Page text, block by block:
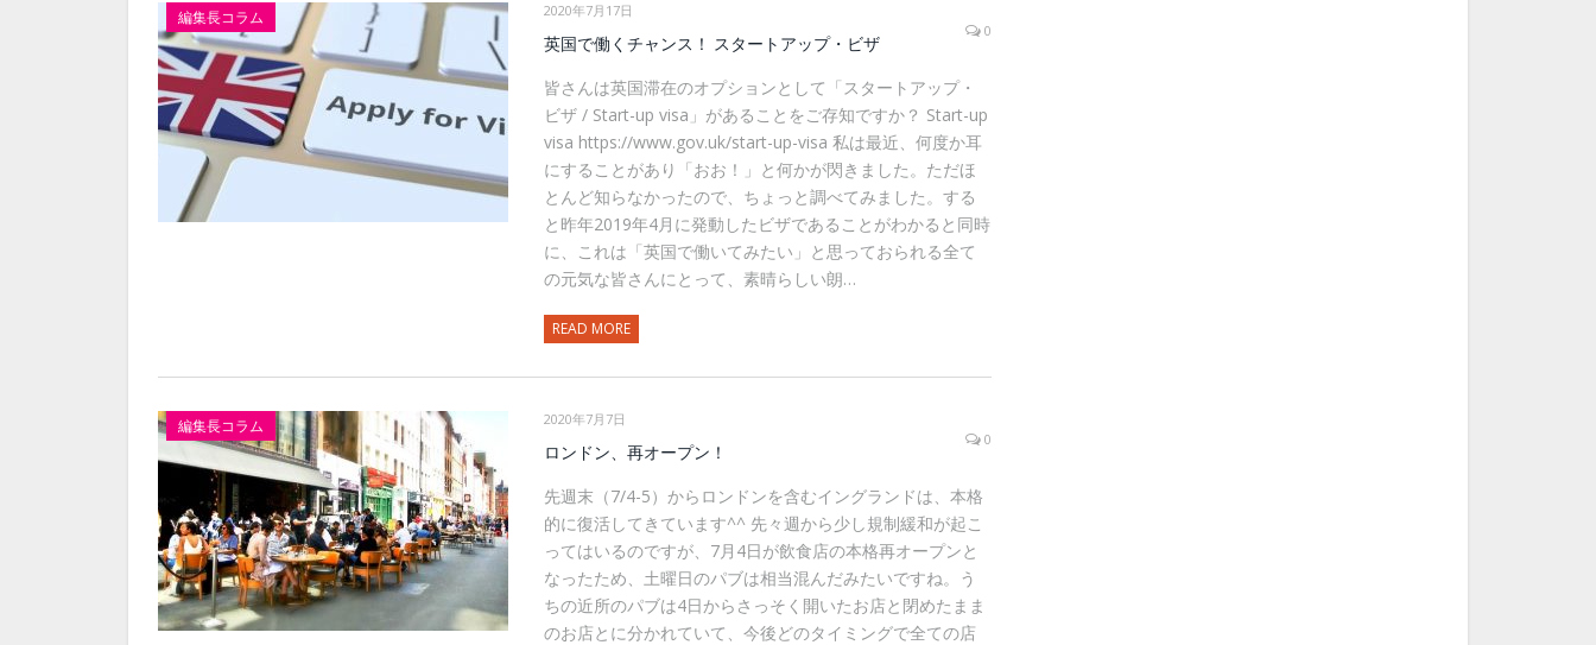
編集長コラム
2020年7月17日
0
英国で働くチャンス！ スタートアップ・ビザ
皆さんは英国滞在のオプションとして「スタートアップ・
ビザ / Start-up visa」があることをご存知ですか？ Start-up
visa https://www.gov.uk/start-up-visa 私は最近、何度か耳
にすることがあり「おお！」と何かが閃きました。ただほ
とんど知らなかったので、ちょっと調べてみました。する
と昨年2019年4月に発動したビザであることがわかると同時
に、これは「英国で働いてみたい」と思っておられる全て
の元気な皆さんにとって、素晴らしい朗…
READ MORE
編集長コラム
2020年7月7日
0
ロンドン、再オープン！
先週末（7/4-5）からロンドンを含むイングランドは、本格
的に復活してきています^^ 先々週から少し規制緩和が起こ
ってはいるのですが、7月4日が飲食店の本格再オープンと
なったため、土曜日のパブは相当混んだみたいですね。う
ちの近所のパブは4日からさっそく開いたお店と閉めたまま
のお店とに分かれていて、今後どのタイミングで全ての店